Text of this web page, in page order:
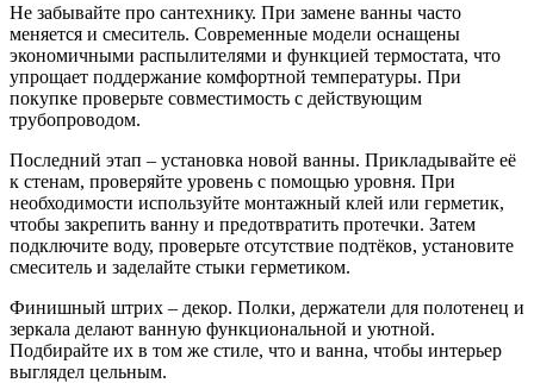
Не забывайте про сантехнику. При замене ванны часто
меняется и смеситель. Современные модели оснащены
экономичными распылителями и функцией термостата, что
упрощает поддержание комфортной температуры. При
покупке проверьте совместимость с действующим
трубопроводом.
Последний этап – установка новой ванны. Прикладывайте её
к стенам, проверяйте уровень с помощью уровня. При
необходимости используйте монтажный клей или герметик,
чтобы закрепить ванну и предотвратить протечки. Затем
подключите воду, проверьте отсутствие подтёков, установите
смеситель и заделайте стыки герметиком.
Финишный штрих – декор. Полки, держатели для полотенец и
зеркала делают ванную функциональной и уютной.
Подбирайте их в том же стиле, что и ванна, чтобы интерьер
выглядел цельным.